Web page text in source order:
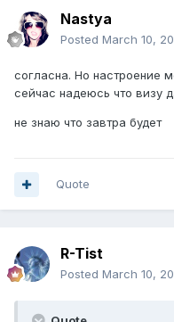
Nastya
Posted March 10,
согласна. Но настроение
сейчас надеюсь что визу
не знаю что завтра будет
Quote
R-Tist
Posted March 10,